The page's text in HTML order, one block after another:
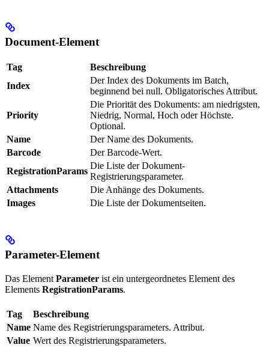
Document-Element
Tag
Beschreibung
Index
Der Index des Dokuments im Batch,
beginnend bei null. Obligatorisches Attribut.
Priority
Die Priorität des Dokuments: am niedrigsten,
Niedrig, Normal, Hoch oder Höchste.
Optional.
Name
Der Name des Dokuments.
Barcode
Der Barcode-Wert.
RegistrationParams
Die Liste der Dokument-
Registrierungsparameter.
Attachments
Die Anhänge des Dokuments.
Images
Die Liste der Dokumentseiten.
Parameter-Element
Das ElementParameter ist ein untergeordnetes Element des
Elements RegistrationParams.
Tag
Beschreibung
Name Name des Registrierungsparameters. Attribut.
Value Wert des Registrierungsparameters.